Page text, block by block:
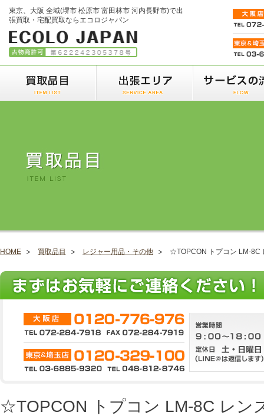
東京、大阪 全域(堺市 松原市 富田林市 河内長野市)で出
張買取・宅配買取ならエコロジャパン
HOME 買取品目 レジャー用品・その他 ☆TOPCON トプコン LM-8C
☆TOPCON トプコン LM-8C レン